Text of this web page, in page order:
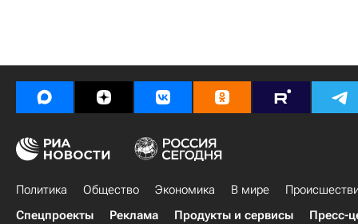
Политика Общество Экономика В мире
Спецпроекты
Реклама Продукты и сервисы Пресс-